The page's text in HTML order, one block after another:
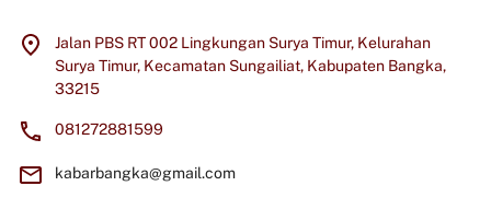
Jalan PBS RT 002 Lingkungan Surya Timur, Kelurahan
Surya Timur, Kecamatan Sungailiat, Kabupaten Bangka,
33215
081272881599
kabarbangka@gmail.com